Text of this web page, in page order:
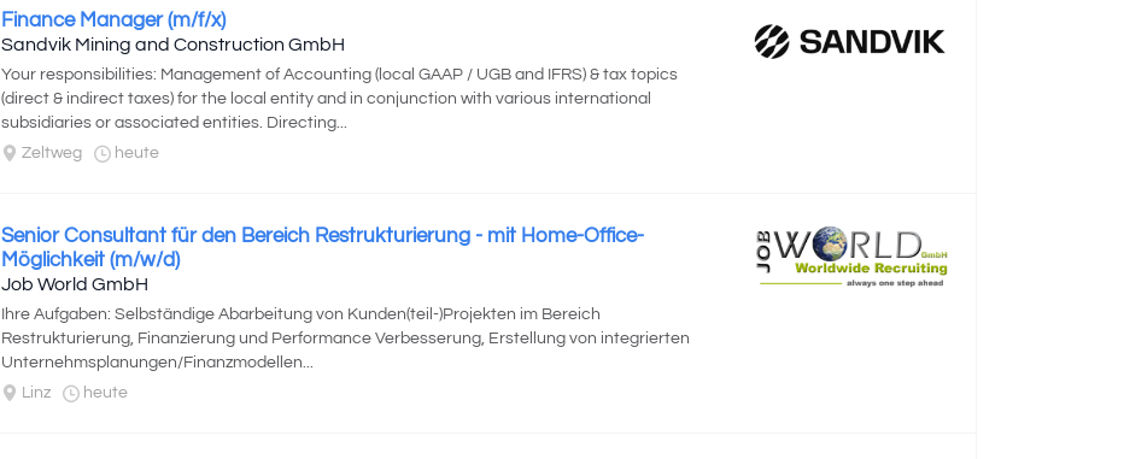
Finance Manager (m/f/x)
Sandvik Mining and Construction GmbH
Your responsibilities: Management of Accounting (local GAAP / UGB and IFRS) & tax topics
(direct & indirect taxes) for the local entity and in conjunction with various international
subsidiaries or associated entities. Directing...
Zeltweg
heute
Senior Consultant für den Bereich Restrukturierung - mit Home-Office-
Möglichkeit (m/w/d)
Job World GmbH
Ihre Aufgaben: Selbständige Abarbeitung von Kunden(teil-)Projekten im Bereich
Restrukturierung, Finanzierung und Performance Verbesserung, Erstellung von integrierten
Unternehmsplanungen/Finanzmodellen...
Linz
heute